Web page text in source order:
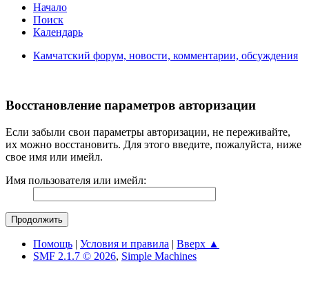
Начало
Поиск
Календарь
Камчатский форум, новости, комментарии, обсуждения
Восстановление параметров авторизации
Если забыли свои параметры авторизации, не переживайте,
их можно восстановить. Для этого введите, пожалуйста, ниже
свое имя или имейл.
Имя пользователя или имейл:
Помощь | Условия и правила | Вверх ▲
SMF 2.1.7 © 2026, Simple Machines